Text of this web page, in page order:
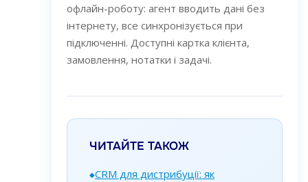
офлайн-роботу: агент вводить дані без
інтернету, все синхронізується при
підключенні. Доступні картка клієнта,
замовлення, нотатки і задачі.
ЧИТАЙТЕ ТАКОЖ
CRM для дистрибуції: як